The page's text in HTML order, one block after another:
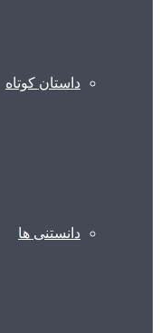
داستان کوتاه
دانستنی ها